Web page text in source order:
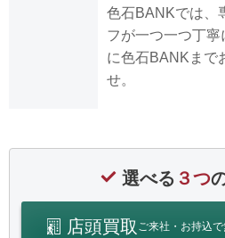
色石BANKでは、
フが一つ一つ丁
に色石BANKまで
せ。
選べる ３つ
店頭買取 ご来社・お持込